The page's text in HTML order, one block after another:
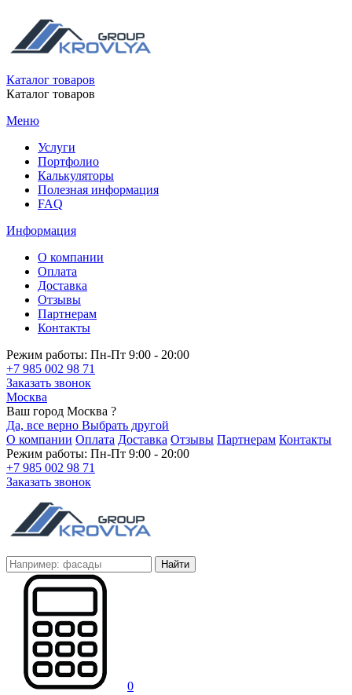
Каталог товаров
Каталог товаров
Меню
Услуги
Портфолио
Калькуляторы
Полезная информация
FAQ
Информация
О компании
Оплата
Доставка
Отзывы
Партнерам
Контакты
Режим работы: Пн-Пт 9:00 - 20:00
+7 985 002 98 71
Заказать звонок
Москва
Ваш город Москва ?
Да, все верно Выбрать другой
О компании Оплата Доставка Отзывы Партнерам Контакты
Режим работы: Пн-Пт 9:00 - 20:00
+7 985 002 98 71
Заказать звонок
Найти
0